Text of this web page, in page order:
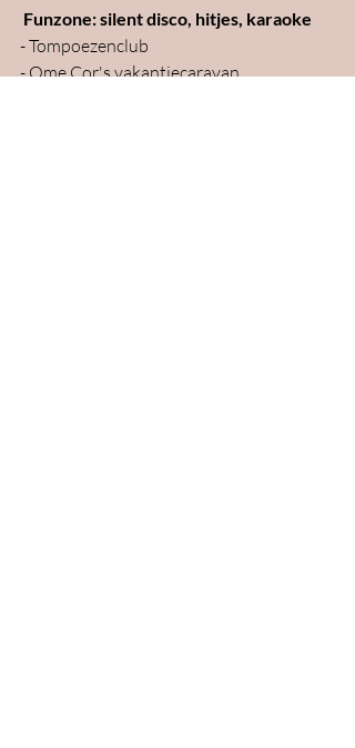
Funzone: silent disco, hitjes, karaoke
- Tompoezenclub
- Ome Cor's vakantiecaravan